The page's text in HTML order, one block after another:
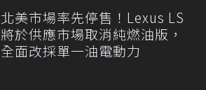
北美市場率先停售！Lexus LS
將於供應市場取消純燃油版，
全面改採單一油電動力